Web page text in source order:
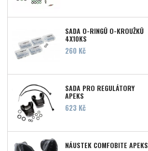
SADA O-RINGŮ O-KROUŽKŮ
4X10KS
Cena
260 Kč
SADA PRO REGULÁTORY
APEKS
Cena
623 Kč
NÁUSTEK COMFOBITE APEKS